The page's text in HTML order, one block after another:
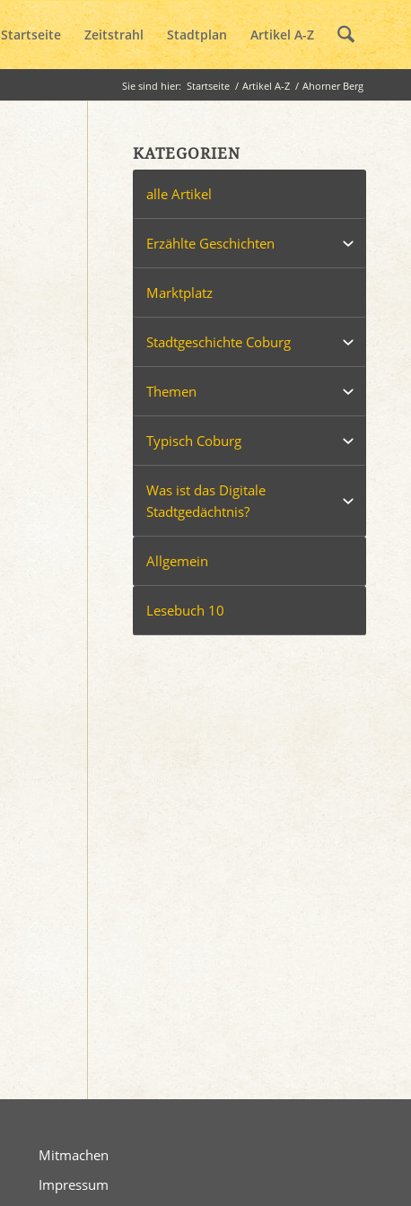
Startseite Zeitstrahl Stadtplan Artikel A-Z
Sie sind hier: Startseite / Artikel A-Z / Ahorner Berg
KATEGORIEN
alle Artikel
Erzählte Geschichten
Marktplatz
Stadtgeschichte Coburg
Themen
Typisch Coburg
Was ist das Digitale
Stadtgedächtnis?
Allgemein
Lesebuch 10
Mitmachen
Impressum